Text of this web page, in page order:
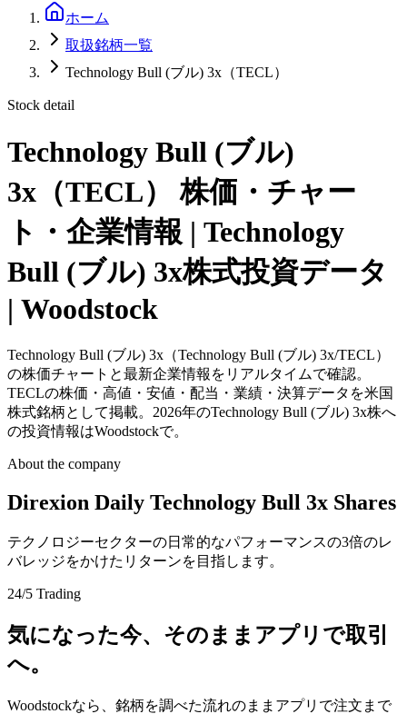
ホーム
取扱銘柄一覧
Technology Bull (ブル) 3x（TECL）
Stock detail
Technology Bull (ブル)
3x（TECL）
株価・チャー
ト・企業情報 | Technology
Bull (ブル) 3x株式投資データ
| Woodstock
Technology Bull (ブル) 3x（Technology Bull (ブル) 3x/TECL）
の株価チャートと最新企業情報をリアルタイムで確認。
TECLの株価・高値・安値・配当・業績・決算データを米国
株式銘柄として掲載。2026年のTechnology Bull (ブル) 3x株へ
の投資情報はWoodstockで。
About the company
Direxion Daily Technology Bull 3x Shares
テクノロジーセクターの日常的なパフォーマンスの3倍のレ
バレッジをかけたリターンを目指します。
24/5 Trading
気になった今、そのままアプリで取引
へ。
Woodstockなら、銘柄を調べた流れのままアプリで注文まで